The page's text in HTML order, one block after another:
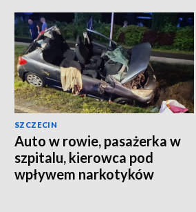
SZCZECIN
Auto w rowie, pasażerka w
szpitalu, kierowca pod
wpływem narkotyków